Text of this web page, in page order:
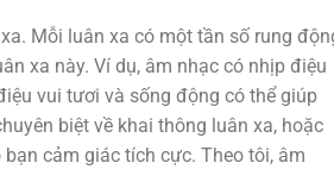
Mỗi luân xa có một tần số rung
xa này. Ví dụ, âm nhạc có nhịp điệu
vui tươi và sống động có thể giúp
biệt về khai thông luân xa, hoặc
cảm giác tích cực. Theo tôi, âm